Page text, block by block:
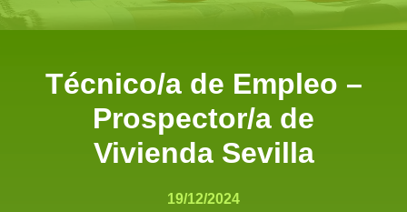
Técnico/a de Empleo –
Prospector/a de
Vivienda Sevilla
19/12/2024